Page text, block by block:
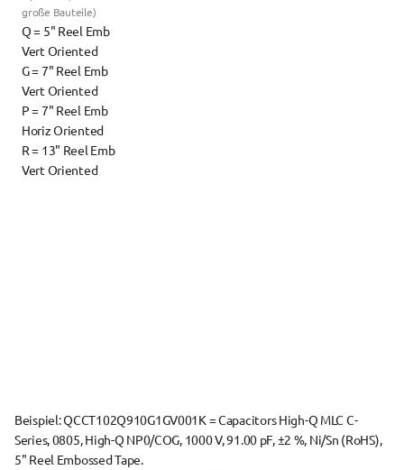
große Bauteile)
Q = 5" Reel Emb
Vert Oriented
G = 7" Reel Emb
Vert Oriented
P = 7" Reel Emb
Horiz Oriented
R = 13" Reel Emb
Vert Oriented
Beispiel: QCCT102Q910G1GV001K = Capacitors High-Q MLC C-
Series, 0805, High-Q NP0/COG, 1000 V, 91.00 pF, ±2 %, Ni/Sn (RoHS),
5" Reel Embossed Tape.